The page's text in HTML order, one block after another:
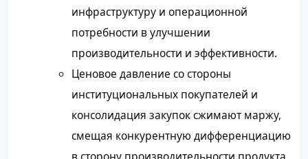
инфраструктуру и операционной
потребности в улучшении
производительности и эффективности.
Ценовое давление со стороны
институциональных покупателей и
консолидация закупок сжимают маржу,
смещая конкурентную дифференциацию